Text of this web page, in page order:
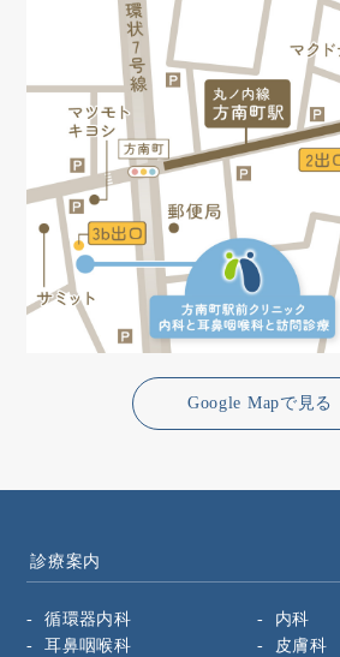
Google Mapで見る
診療案内
循環器内科
内科
耳鼻咽喉科
皮膚科